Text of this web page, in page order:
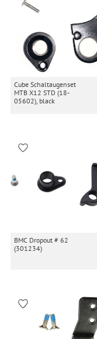
Cube Schaltaugenset
MTB X12 STD (18-
05602), black
BMC Dropout # 62
(301234)